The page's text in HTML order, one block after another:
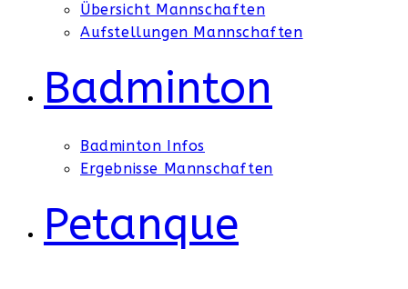
Übersicht Mannschaften
Aufstellungen Mannschaften
Badminton
Badminton Infos
Ergebnisse Mannschaften
Petanque